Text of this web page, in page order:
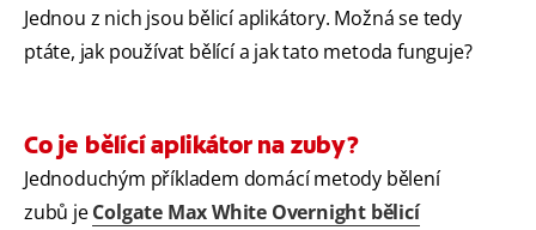
Jednou z nich jsou bělicí aplikátory. Možná se tedy
ptáte, jak používat bělící a jak tato metoda funguje?
Co je bělící aplikátor na zuby?
Jednoduchým příkladem domácí metody bělení
zubů jeColgate Max White Overnight bělicí